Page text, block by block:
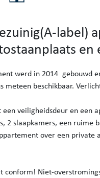
label)
werd in 2014 gebouwd
meteen beschikbaar.
een veiligheidsdeur en
2 slaapkamers, een ruime
over een private
conform! Niet-